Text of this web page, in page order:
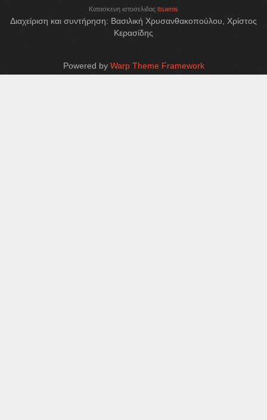
Κατασκευη ιστοσελιδας ttsamis
Διαχείριση και συντήρηση: Βασιλική Χρυσανθακοπούλου, Χρίστος
Κερασίδης
Powered by Warp Theme Framework